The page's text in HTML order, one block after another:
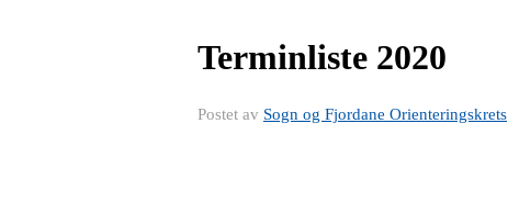
Terminliste 2020
Postet av Sogn og Fjordane Orienteringskrets